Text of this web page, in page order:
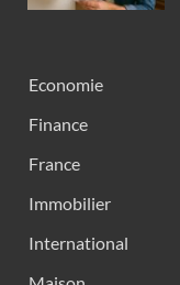
Economie
Finance
France
Immobilier
International